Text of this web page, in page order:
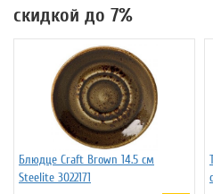
скидкой до 7%
Блюдце Craft Brown 14.5 см
Steelite 3022171